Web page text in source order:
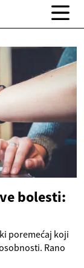
bolesti:
poremećaj koji
Rano